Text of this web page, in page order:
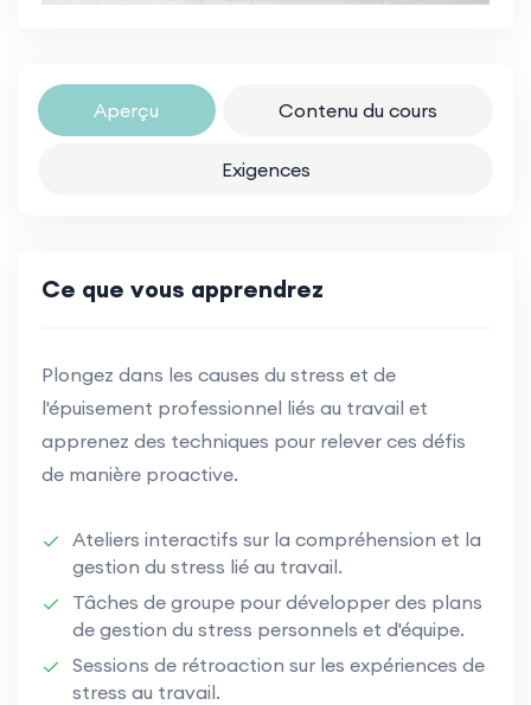
Aperçu Contenu du cours
Exigences
Ce que vous apprendrez
Plongez dans les causes du stress et de
l'épuisement professionnel liés au travail et
apprenez des techniques pour relever ces défis
de manière proactive.
Ateliers interactifs sur la compréhension et la
gestion du stress lié au travail.
Tâches de groupe pour développer des plans
de gestion du stress personnels et d'équipe.
Sessions de rétroaction sur les expériences de
stress au travail.